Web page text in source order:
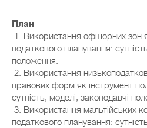
План
1. Використання офшорних зон
податкового планування:
положення.
2. Використання
правових форм як інструмент
сутність, моделі, законодавчі
3. Використання мальтійських
податкового планування: